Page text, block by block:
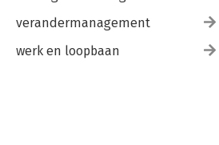
verandermanagement
werk en loopbaan